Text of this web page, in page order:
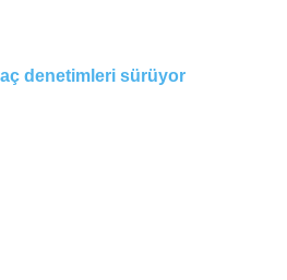
denetimleri sürüyor